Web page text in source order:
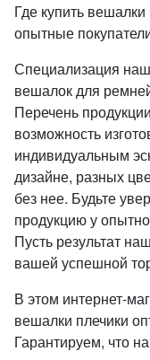
Где купить
опытные
Специализация
вешалок для
Перечень
возможность
индивидуальным
дизайне, разных
без нее. Будьте
продукцию у
Пусть результат
вашей успешной
В этом интернет-
вешалки плечики
Гарантируем, что